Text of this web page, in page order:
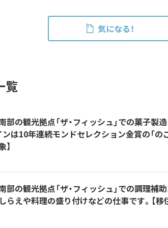
気になる！
覧
部の観光拠点「ザ・フィッシュ」での菓子製
ンは10年連続モンドセレクション金賞の「
】
部の観光拠点「ザ・フィッシュ」での調理補
らえや料理の盛り付けなどの仕事です。【移